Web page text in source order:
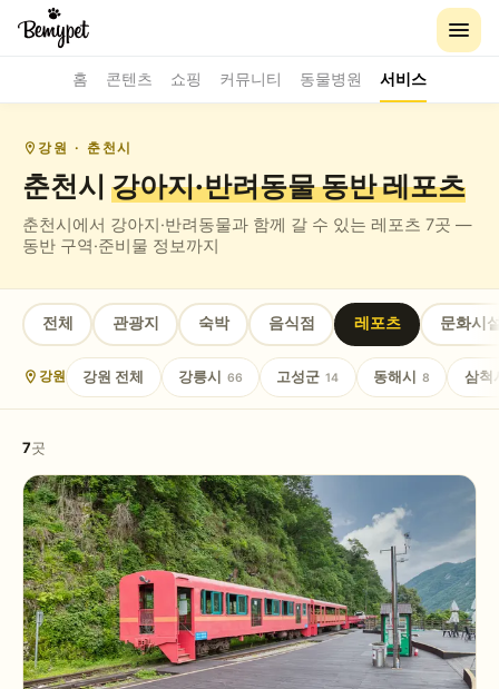
홈 콘텐츠 쇼핑 커뮤니티 동물병원 서비스
강원 · 춘천시
춘천시 강아지·반려동물 동반레포츠
춘천시에서 강아지·반려동물과 함께 갈 수 있는 레포츠 7곳 —
동반 구역·준비물 정보까지
전체 관광지 숙박 음식점 레포츠 문화시
강원 강원 전체 강릉시 66 고성군 14 동해시 8 삼척
7곳